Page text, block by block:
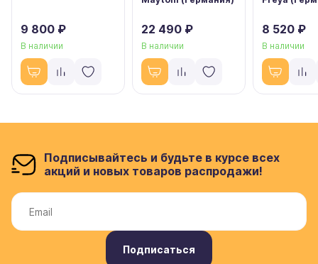
9 800 ₽
В наличии
22 490 ₽
В наличии
8 520 ₽
В наличии
Подписывайтесь и будьте в курсе всех
акций и новых товаров распродажи!
Подписаться